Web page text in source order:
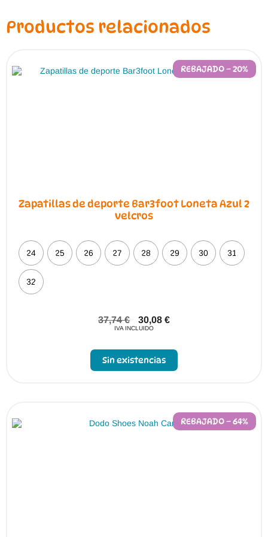
pueden
elegir
de
producto
Productos relacionados
REBAJADO – 20%
Zapatillas de deporte Bar3foot Loneta Azul 2
velcros
24 25 26 27 28 29 30 31
32
37,74€ 30,08 €
IVA INCLUIDO
Sin existencias
REBAJADO – 64%